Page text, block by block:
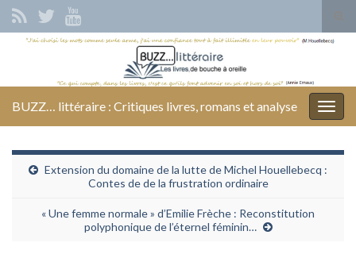
Search for:
BUZZ… littéraire : Critiques livres, romans et analyse
Extension du domaine de la lutte de Michel Houellebecq :
Contes de de la frustration ordinaire
« Une femme normale » d’Emilie Frèche : Reconstitution
polyphonique de l’éternel féminin…